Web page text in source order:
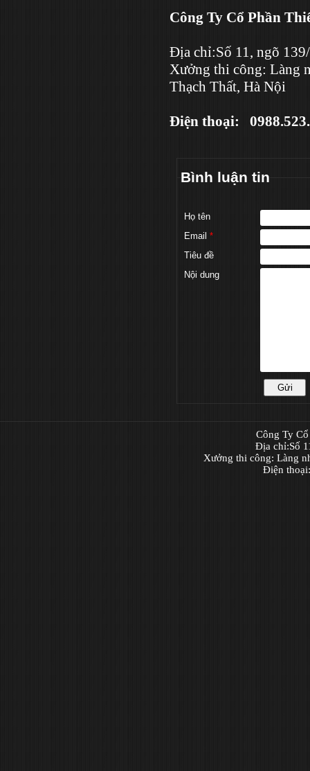
Công Ty Cổ Phần
Địa chỉ:Số 11, ngõ
Xưởng thi công: Làng
Thạch Thất, Hà Nội
Điện thoại:
Bình luận tin
Họ tên
Email *
Tiêu đề
Nội dung
Công Ty
Địa chỉ:Số
Xưởng thi công: Làng
Điện